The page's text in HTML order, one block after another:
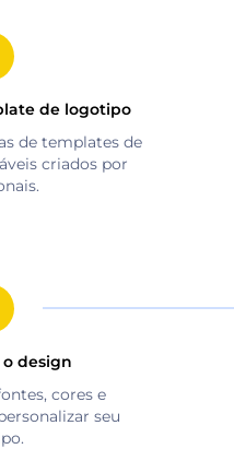
de logotipo
de templates de
criados por
o design
cores e
seu